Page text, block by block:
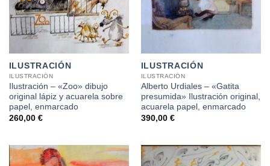
ILUSTRACIÓN
ILUSTRACIÓN
Ilustración – «Zoo» dibujo
original lápiz y acuarela sobre
papel, enmarcado
260,00 €
ILUSTRACIÓN
ILUSTRACIÓN
Alberto Urdiales – «Gatita
presumida» Ilustración original,
acuarela papel, enmarcado
390,00 €